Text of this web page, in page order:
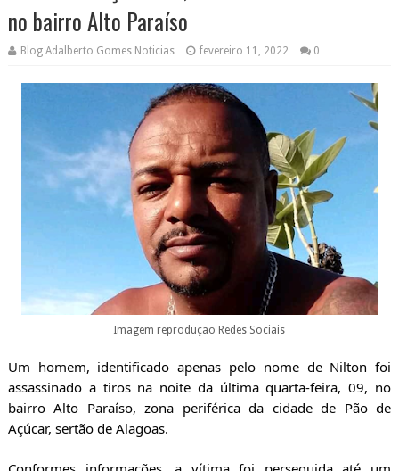
no bairro Alto Paraíso
Blog Adalberto Gomes Noticias fevereiro 11, 2022 0
Imagem reprodução Redes Sociais
Um homem, identificado apenas pelo nome de Nilton foi
assassinado a tiros na noite da última quarta-feira, 09, no
bairro Alto Paraíso, zona periférica da cidade de Pão de
Açúcar, sertão de Alagoas.